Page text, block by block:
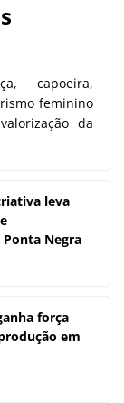
capoeira,
feminino
da
leva
Negra
força
em